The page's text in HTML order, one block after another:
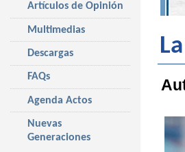
Artículos de Opinión
Multimedias
Descargas
FAQs
Agenda Actos
Nuevas
Generaciones